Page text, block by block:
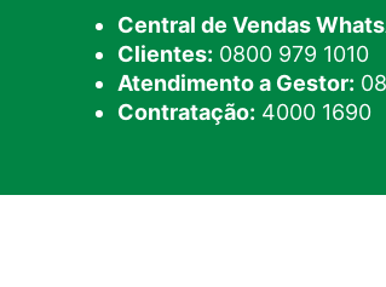
Central de Vendas
Clientes: 0800 979 1010
Atendimento a Gestor:
Contratação: 4000 1690